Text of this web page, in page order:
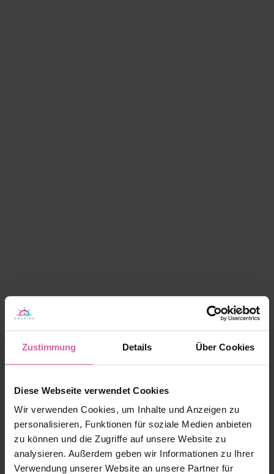
Zustimmung Details Über Cookies
Diese Webseite verwendet Cookies
Wir verwenden Cookies, um Inhalte und Anzeigen zu
personalisieren, Funktionen für soziale Medien anbieten
zu können und die Zugriffe auf unsere Website zu
analysieren. Außerdem geben wir Informationen zu Ihrer
Verwendung unserer Website an unsere Partner für